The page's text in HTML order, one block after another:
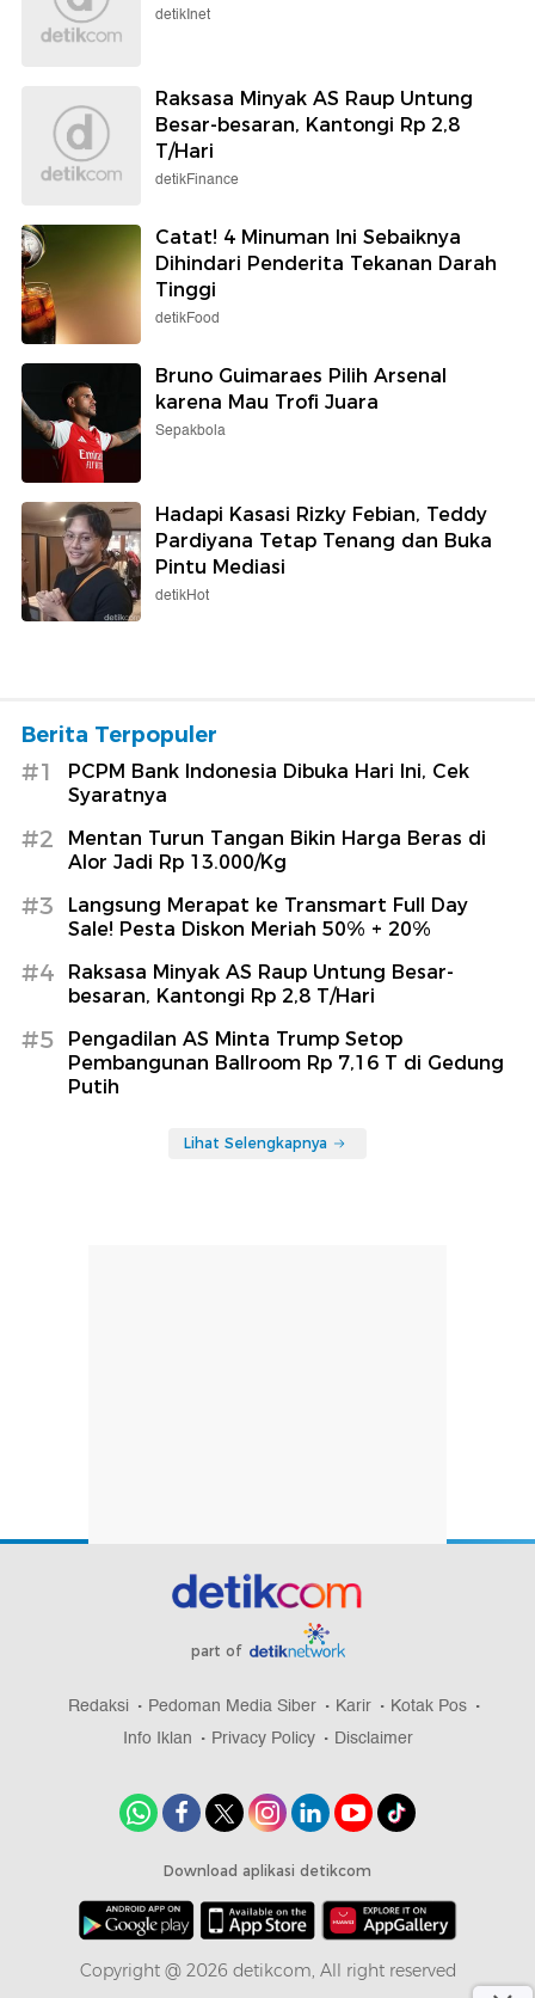
detikInet
Raksasa Minyak AS Raup Untung
Besar-besaran, Kantongi Rp 2,8
T/Hari
detikFinance
Catat! 4 Minuman Ini Sebaiknya
Dihindari Penderita Tekanan Darah
Tinggi
detikFood
Bruno Guimaraes Pilih Arsenal
karena Mau Trofi Juara
Sepakbola
Hadapi Kasasi Rizky Febian, Teddy
Pardiyana Tetap Tenang dan Buka
Pintu Mediasi
detikHot
Berita Terpopuler
#1
PCPM Bank Indonesia Dibuka Hari Ini, Cek
Syaratnya
#2
Mentan Turun Tangan Bikin Harga Beras di
Alor Jadi Rp 13.000/Kg
#3
Langsung Merapat ke Transmart Full Day
Sale! Pesta Diskon Meriah 50% + 20%
#4
Raksasa Minyak AS Raup Untung Besar-
besaran, Kantongi Rp 2,8 T/Hari
#5
Pengadilan AS Minta Trump Setop
Pembangunan Ballroom Rp 7,16 T di Gedung
Putih
Lihat Selengkapnya
part of
Redaksi Pedoman Media Siber Karir
Kotak Pos
Info Iklan
Privacy Policy Disclaimer
Download aplikasi detikcom
Copyright @ 2026 detikcom, All right reserved